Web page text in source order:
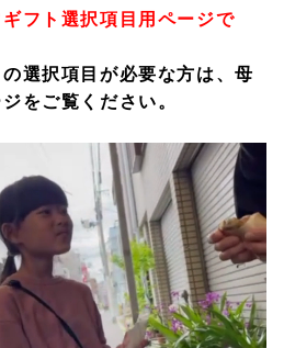
フト選択項目用ページで
選択項目が必要な方は、母
をご覧ください。